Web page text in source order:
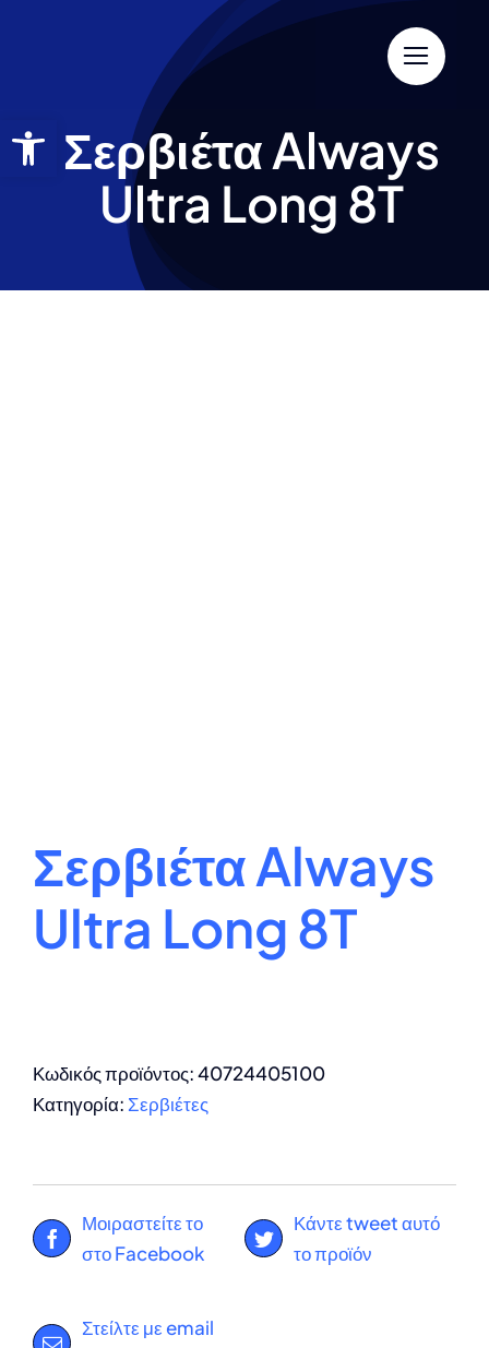
Σερβιέτα Always
Ultra Long 8T
Σερβιέτα Always
Ultra Long 8T
Κωδικός προϊόντος:40724405100
Κατηγορία: Σερβιέτες
Μοιραστείτε το
στο Facebook
Κάντε tweet αυτό
το προϊόν
Στείλτε με email